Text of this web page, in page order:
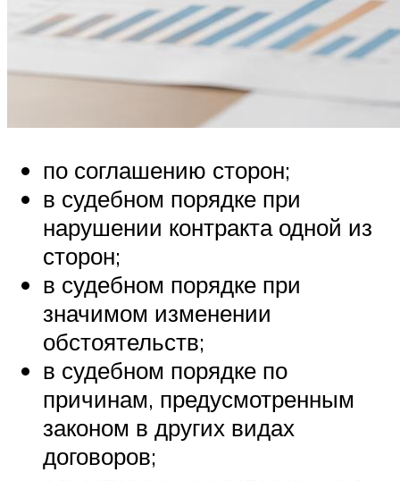
по соглашению сторон;
в судебном порядке при
нарушении контракта одной из
сторон;
в судебном порядке при
значимом изменении
обстоятельств;
в судебном порядке по
причинам, предусмотренным
законом в других видах
договоров;